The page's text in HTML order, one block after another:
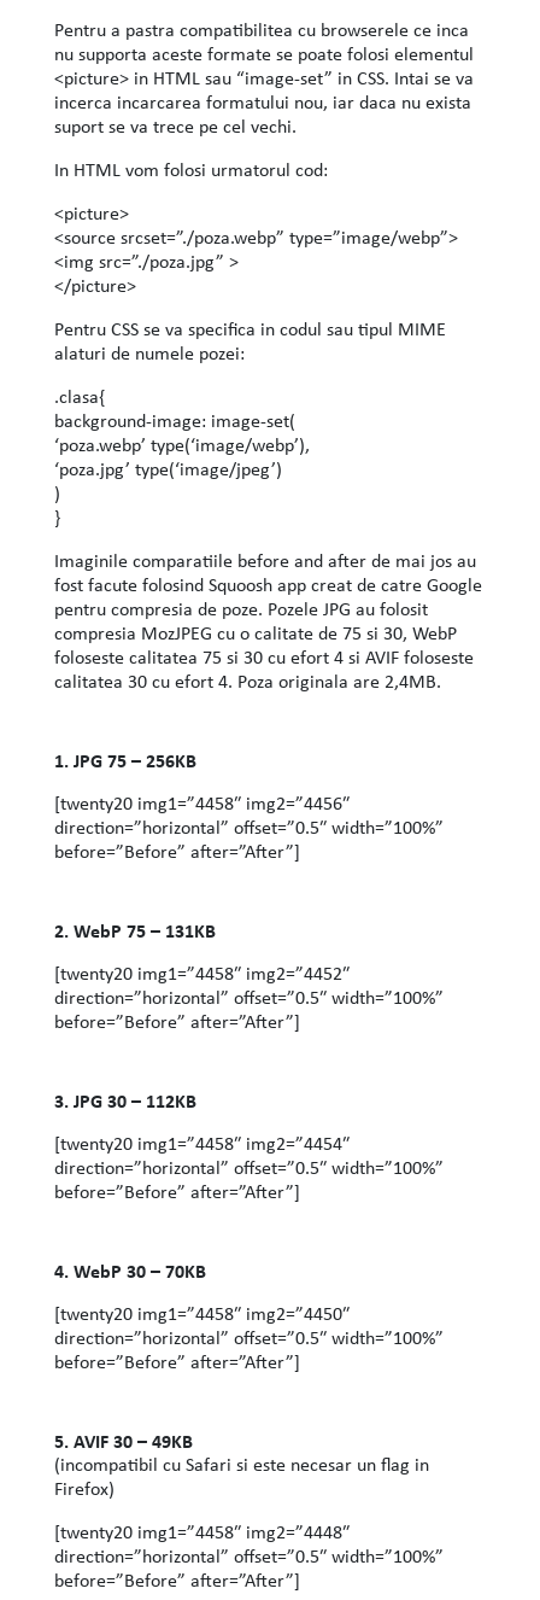
Pentru a pastra compatibilitea cu browserele ce inca
nu supporta aceste formate se poate folosi elementul
<picture> in HTML sau “image-set” in CSS. Intai se va
incerca incarcarea formatului nou, iar daca nu exista
suport se va trece pe cel vechi.
In HTML vom folosi urmatorul cod:
<picture>
<source srcset=”./poza.webp” type=”image/webp”>
<img src=”./poza.jpg” >
</picture>
Pentru CSS se va specifica in codul sau tipul MIME
alaturi de numele pozei:
.clasa{
background-image: image-set(
‘poza.webp’ type(‘image/webp’),
‘poza.jpg’ type(‘image/jpeg’)
)
}
Imaginile comparatiile before and after de mai jos au
fost facute folosind Squoosh app creat de catre Google
pentru compresia de poze. Pozele JPG au folosit
compresia MozJPEG cu o calitate de 75 si 30, WebP
foloseste calitatea 75 si 30 cu efort 4 si AVIF foloseste
calitatea 30 cu efort 4. Poza originala are 2,4MB.
1. JPG 75 – 256KB
[twenty20 img1=”4458″ img2=”4456″
direction=”horizontal” offset=”0.5″ width=”100%”
before=”Before” after=”After”]
2. WebP 75 – 131KB
[twenty20 img1=”4458″ img2=”4452″
direction=”horizontal” offset=”0.5″ width=”100%”
before=”Before” after=”After”]
3. JPG 30 – 112KB
[twenty20 img1=”4458″ img2=”4454″
direction=”horizontal” offset=”0.5″ width=”100%”
before=”Before” after=”After”]
4. WebP 30 – 70KB
[twenty20 img1=”4458″ img2=”4450″
direction=”horizontal” offset=”0.5″ width=”100%”
before=”Before” after=”After”]
5. AVIF 30 – 49KB
(incompatibil cu Safari si este necesar un flag in
Firefox)
[twenty20 img1=”4458″ img2=”4448″
direction=”horizontal” offset=”0.5″ width=”100%”
before=”Before” after=”After”]